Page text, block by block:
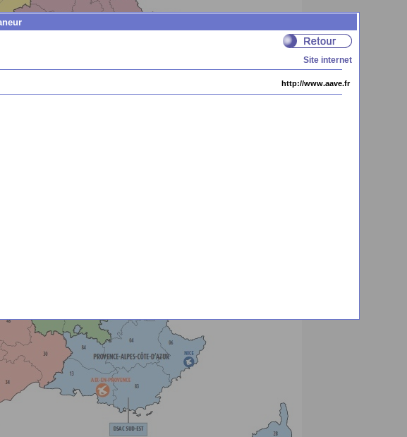
Site internet
http://www.aave.fr